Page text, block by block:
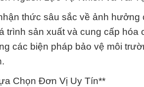
thức sâu sắc về ảnh
trình sản xuất và cung cấp
các biện pháp bảo vệ môi
Chọn Đơn Vị Uy Tín**